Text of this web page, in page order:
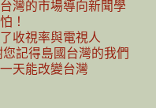
灣的市場導向新聞學
！
收視率與電視人
記得島國台灣的我們
天能改變台灣